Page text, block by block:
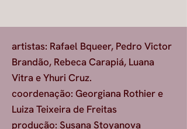
artistas: Rafael Bqueer, Pedro Victor
Brandão, Rebeca Carapiá, Luana
Vitra e Yhuri Cruz.
coordenação: Georgiana Rothier e
Luiza Teixeira de Freitas
produção: Susana Stoyanova